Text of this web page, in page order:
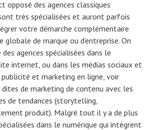
opposé des agences classiques
très spécialisées et auront parfois
votre démarche complémentaire
de marque ou d’entreprise. On
agences spécialisées dans le
internet, ou dans les médias sociaux et
et marketing en ligne, voir
dites de marketing de contenu avec les
de tendances (storytelling,
produit). Malgré tout il y a de plus
dans le numérique qui intègrent